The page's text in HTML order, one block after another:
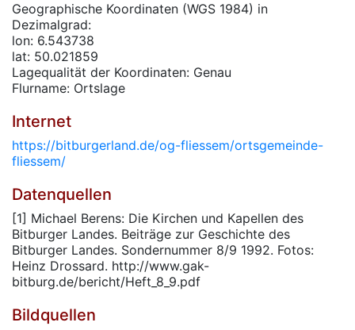
Geographische Koordinaten (WGS 1984) in
Dezimalgrad:
lon: 6.543738
lat: 50.021859
Lagequalität der Koordinaten: Genau
Flurname: Ortslage
Internet
https://bitburgerland.de/og-fliessem/ortsgemeinde-
fliessem/
Datenquellen
[1] Michael Berens: Die Kirchen und Kapellen des
Bitburger Landes. Beiträge zur Geschichte des
Bitburger Landes. Sondernummer 8/9 1992. Fotos:
Heinz Drossard. http://www.gak-
bitburg.de/bericht/Heft_8_9.pdf
Bildquellen